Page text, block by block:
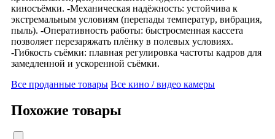
киносъёмки. -Механическая надёжность: устойчива к
экстремальным условиям (перепады температур, вибрация,
пыль). -Оперативность работы: быстросменная кассета
позволяет перезаряжать плёнку в полевых условиях.
-Гибкость съёмки: плавная регулировка частоты кадров для
замедленной и ускоренной съёмки.
Все проданные товары Все кино / видео камеры
Похожие товары